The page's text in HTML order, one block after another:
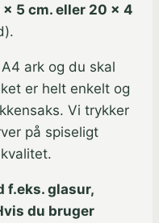
x 5 cm. eller 20 x 4
ark og du skal
er helt enkelt og
Vi trykker
på spiseligt
glasur,
du bruger